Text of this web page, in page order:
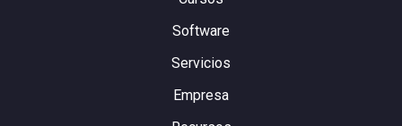
Software
Servicios
Empresa